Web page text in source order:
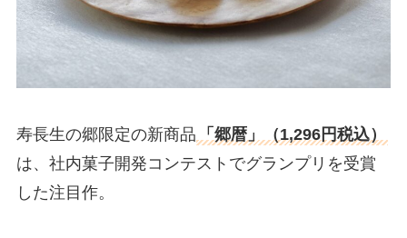
寿長生の郷限定の新商品
「郷暦」（1,296円税込）
は、社内菓子開発コンテストでグランプリを受賞
した注目作。